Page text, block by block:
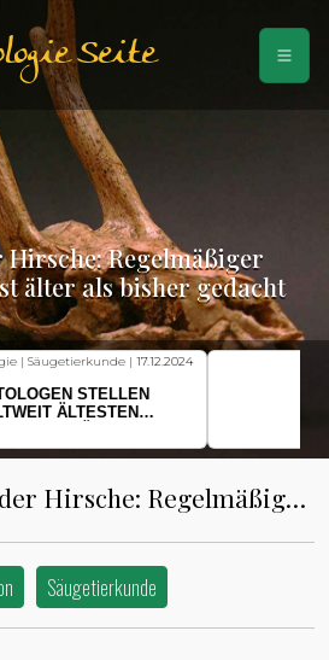
Seite
Regelmäßiger
älter als bisher gedacht
| Klimawandel |18.11.2024
SETZT
UNTER
Hirsche: Regelmäßiger
Säugetierkunde